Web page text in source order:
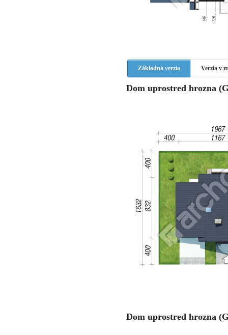
Základná verzia Verzia v
Dom uprostred hrozna
Dom uprostred hrozna